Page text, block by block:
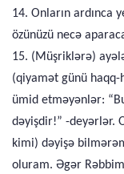
14. Onların ardınca
özünüzü necə
15. (Müşriklərə)
(qiyamət günü haqq-
ümid etməyənlər:
dəyişdir!” -deyərlər.
kimi) dəyişə
oluram. Əgər